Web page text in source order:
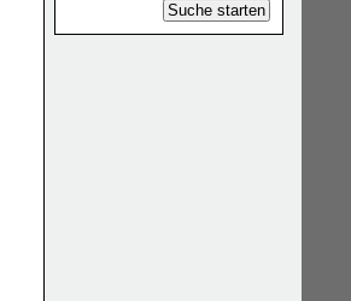
Suche starten